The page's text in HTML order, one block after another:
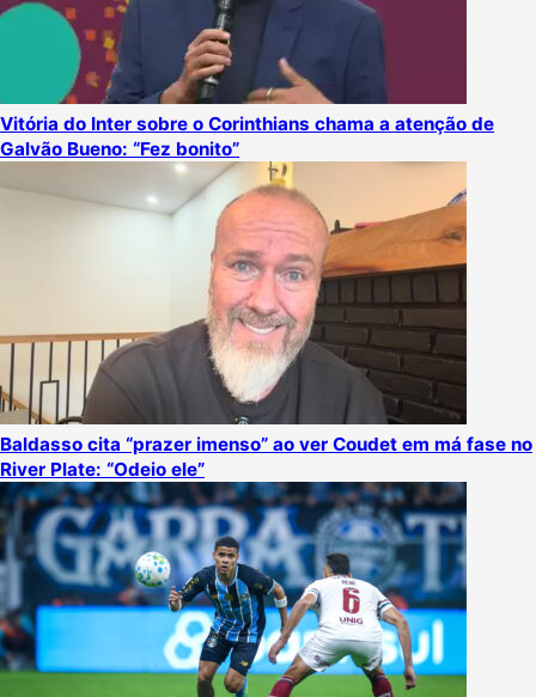
Vitória do Inter sobre o Corinthians chama a atenção de
Galvão Bueno: “Fez bonito”
Baldasso cita “prazer imenso” ao ver Coudet em má fase no
River Plate: “Odeio ele”